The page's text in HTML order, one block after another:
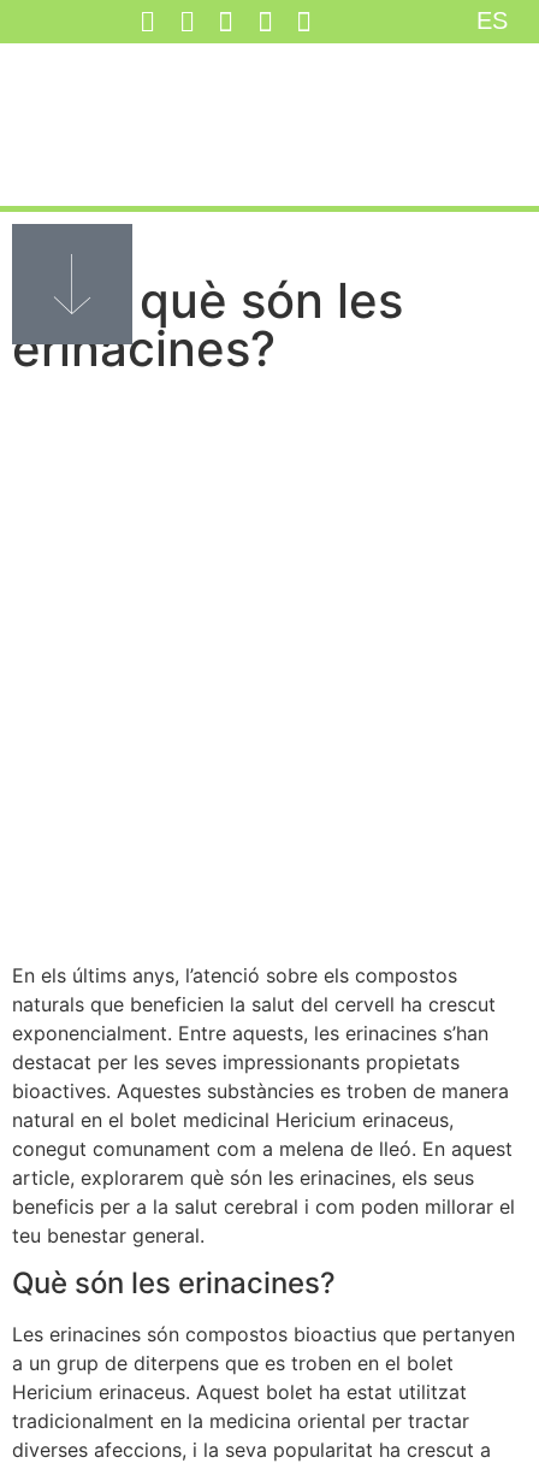
ES
Saps què són les
erinacines?
En els últims anys, l’atenció sobre els compostos
naturals que beneficien la salut del cervell ha crescut
exponencialment. Entre aquests, les erinacines s’han
destacat per les seves impressionants propietats
bioactives. Aquestes substàncies es troben de manera
natural en el bolet medicinal Hericium erinaceus,
conegut comunament com a melena de lleó. En aquest
article, explorarem què són les erinacines, els seus
beneficis per a la salut cerebral i com poden millorar el
teu benestar general.
Què són les erinacines?
Les erinacines són compostos bioactius que pertanyen
a un grup de diterpens que es troben en el bolet
Hericium erinaceus. Aquest bolet ha estat utilitzat
tradicionalment en la medicina oriental per tractar
diverses afeccions, i la seva popularitat ha crescut a